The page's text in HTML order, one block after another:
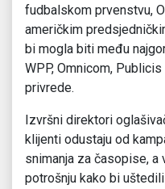
fudbalskom prvenstvu,
američkim
bi mogla biti među
WPP, Omnicom,
privrede.
Izvršni direktori
klijenti odustaju od
snimanja za časopise, a
potrošnju kako bi